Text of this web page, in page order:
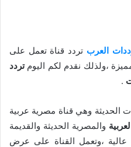
العرب تردد قناة تعمل على
،ولذلك نقدم لكم اليومتردد
.
الحديثة وهي قناة مصرية عربية
والمصرية الحديثة والقديمة
،وتعمل القناة على عرض